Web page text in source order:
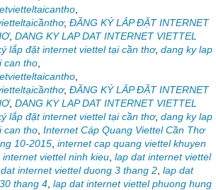
, ĐĂNG KÝ LẮP ĐẶT INTERNET
, DANG KY LAP DAT INTERNET VIETTEL
lắp đặt internet viettel tại cần thơ, dang ky lap
can tho
, ĐĂNG KÝ LẮP ĐẶT INTERNET
, DANG KY LAP DAT INTERNET VIETTEL
lắp đặt internet viettel tại cần thơ, dang ky lap
can tho Internet Cáp Quang Viettel Cần Thơ
10-2015 internet cap quang viettel khuyen
internet viettel ninh kieu lap dat internet viettel
internet viettel duong 3 thang 2 lap dat
thang 4 lap dat internet viettel phuong hung